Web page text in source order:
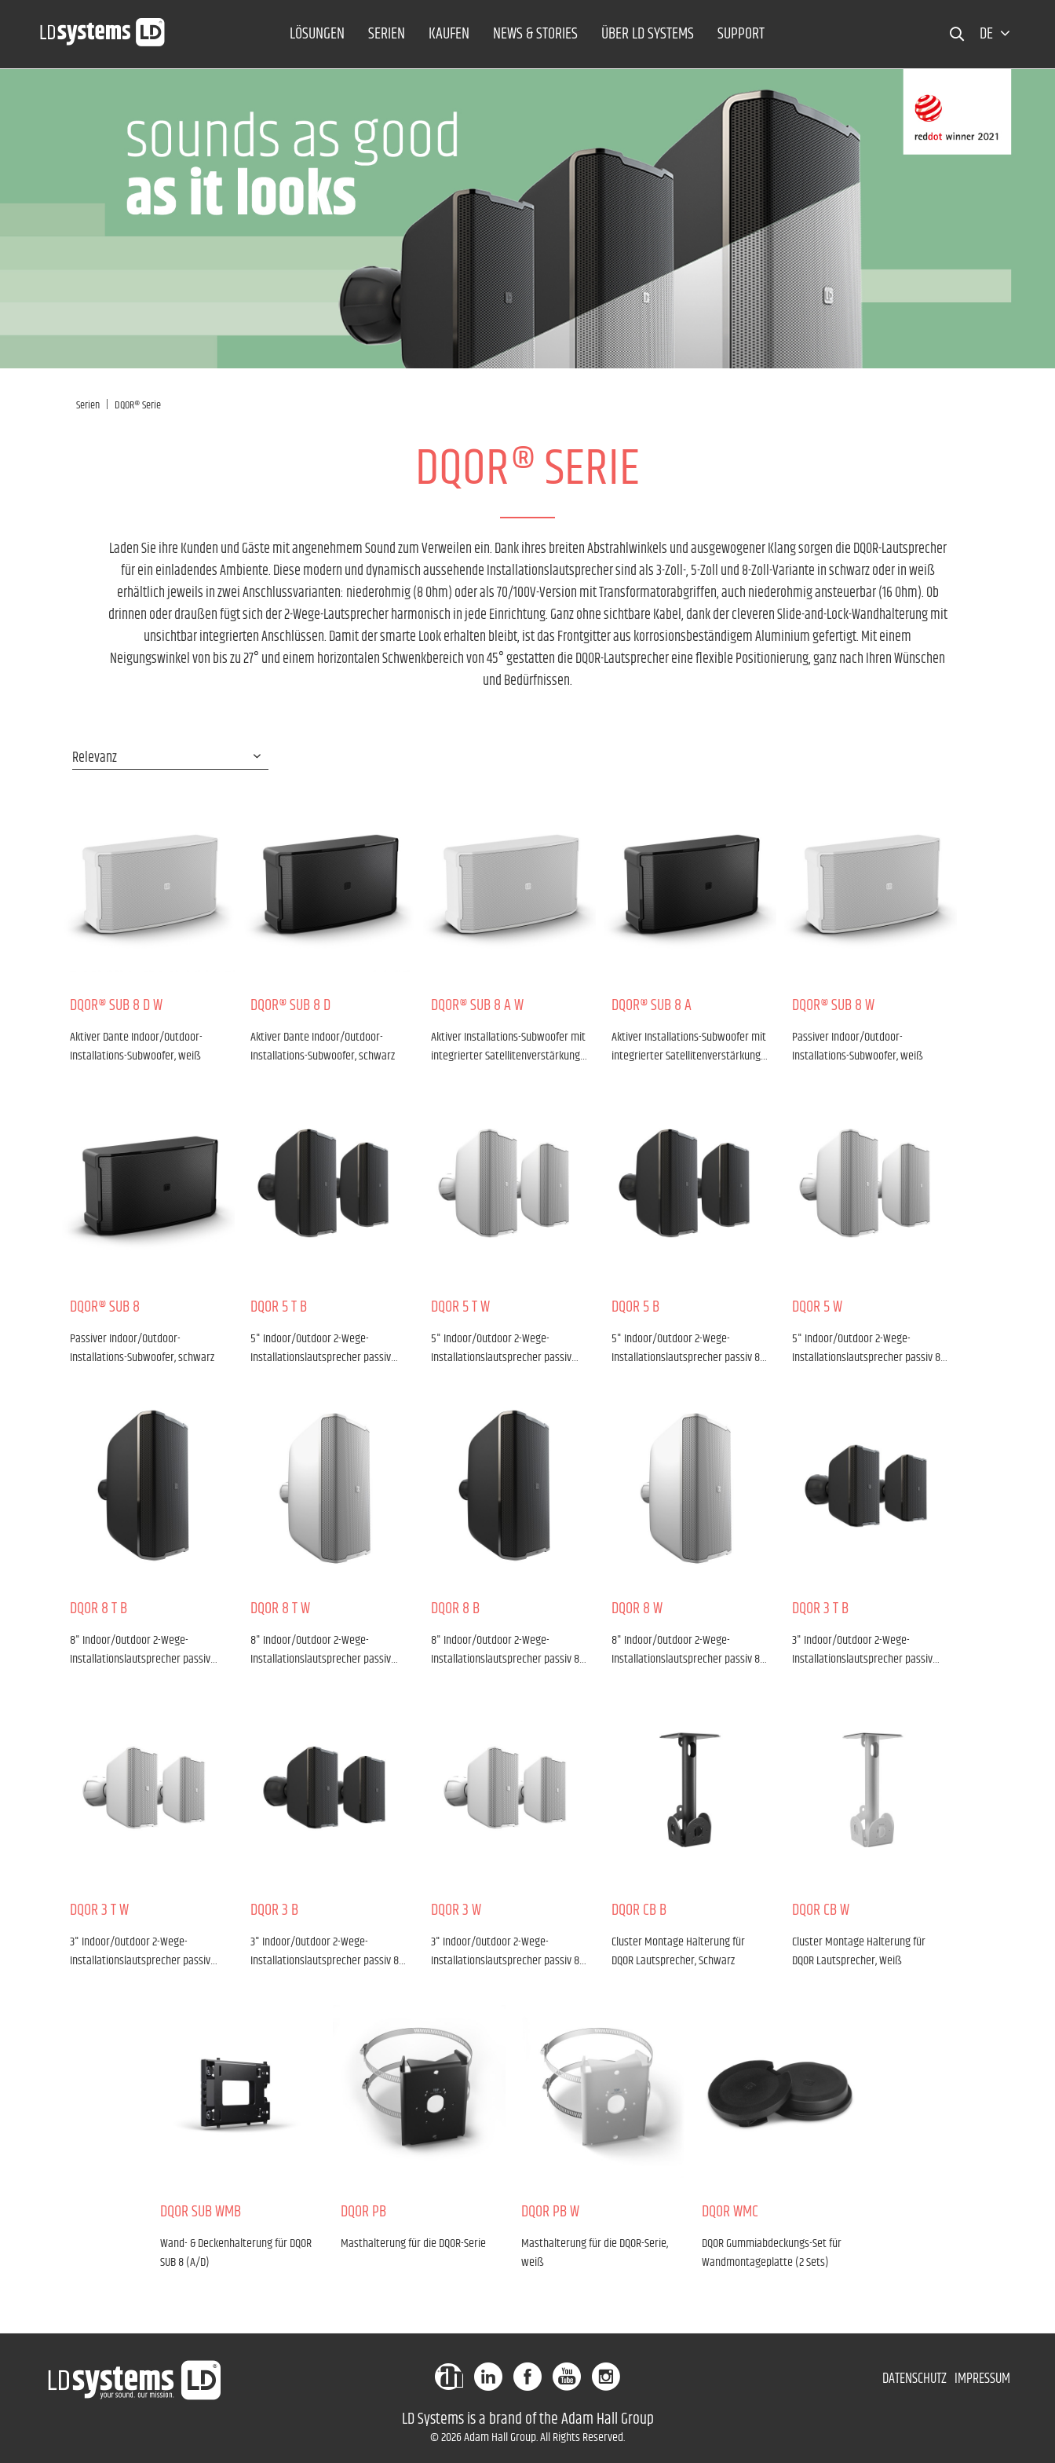
LÖSUNGEN SERIEN KAUFEN NEWS & STORIES ÜBER LD SYSTEMS SUPPORT DE
Serien | DQOR® Serie
DQOR® SERIE
Laden Sie ihre Kunden und Gäste mit angenehmem Sound zum Verweilen ein. Dank ihres breiten Abstrahlwinkels und ausgewogener Klang sorgen die DQOR-Lautsprecher
für ein einladendes Ambiente. Diese modern und dynamisch aussehende Installationslautsprecher sind als 3-Zoll-, 5-Zoll und 8-Zoll-Variante in schwarz oder in weiß
erhältlich jeweils in zwei Anschlussvarianten: niederohmig (8 Ohm) oder als 70/100V-Version mit Transformatorabgriffen, auch niederohmig ansteuerbar (16 Ohm). Ob
drinnen oder draußen fügt sich der 2-Wege-Lautsprecher harmonisch in jede Einrichtung. Ganz ohne sichtbare Kabel, dank der cleveren Slide-and-Lock-Wandhalterung mit
unsichtbar integrierten Anschlüssen. Damit der smarte Look erhalten bleibt, ist das Frontgitter aus korrosionsbeständigem Aluminium gefertigt. Mit einem
Neigungswinkel von bis zu 27° und einem horizontalen Schwenkbereich von 45° gestatten die DQOR-Lautsprecher eine flexible Positionierung, ganz nach Ihren Wünschen
und Bedürfnissen.
DQOR® SUB 8 D W
Aktiver Dante Indoor/Outdoor-
Installations-Subwoofer, weiß
DQOR® SUB 8 D
Aktiver Dante Indoor/Outdoor-
Installations-Subwoofer, schwarz
DQOR® SUB 8 A W
Aktiver Installations-Subwoofer mit
integrierter Satellitenverstärkung…
DQOR® SUB 8 A
Aktiver Installations-Subwoofer mit
integrierter Satellitenverstärkung…
DQOR­® SUB 8 W
Passiver Indoor/Outdoor-
Installations-Subwoofer, weiß
DQOR­® SUB 8
Passiver Indoor/Outdoor-
Installations-Subwoofer, schwarz
DQOR 5 T B
5" Indoor/Outdoor 2-Wege-
Installationslautsprecher passiv…
DQOR 5 T W
5" Indoor/Outdoor 2-Wege-
Installationslautsprecher passiv…
DQOR 5 B
5" Indoor/Outdoor 2-Wege-
Installationslautsprecher passiv 8…
DQOR 5 W
5" Indoor/Outdoor 2-Wege-
Installationslautsprecher passiv 8…
DQOR 8 T B
8" Indoor/Outdoor 2-Wege-
Installationslautsprecher passiv…
DQOR 8 T W
8" Indoor/Outdoor 2-Wege-
Installationslautsprecher passiv…
DQOR 8 B
8" Indoor/Outdoor 2-Wege-
Installationslautsprecher passiv 8…
DQOR 8 W
8" Indoor/Outdoor 2-Wege-
Installationslautsprecher passiv 8…
DQOR 3 T B
3" Indoor/Outdoor 2-Wege-
Installationslautsprecher passiv…
DQOR 3 T W
3" Indoor/Outdoor 2-Wege-
Installationslautsprecher passiv…
DQOR 3 B
3" Indoor/Outdoor 2-Wege-
Installationslautsprecher passiv 8…
DQOR 3 W
3" Indoor/Outdoor 2-Wege-
Installationslautsprecher passiv 8…
DQOR CB B
Cluster Montage Halterung für
DQOR Lautsprecher, Schwarz
DQOR CB W
Cluster Montage Halterung für
DQOR Lautsprecher, Weiß
DQOR SUB WMB
Wand- & Deckenhalterung für DQOR
SUB 8 (A/D)
DQOR PB
Masthalterung für die DQOR-Serie
DQOR PB W
Masthalterung für die DQOR-Serie,
weiß
DQOR WMC
DQOR Gummiabdeckungs-Set für
Wandmontageplatte (2 Sets)
DATENSCHUTZ IMPRESSUM
LD Systems is a brand of the Adam Hall Group
© 2026 Adam Hall Group. All Rights Reserved.